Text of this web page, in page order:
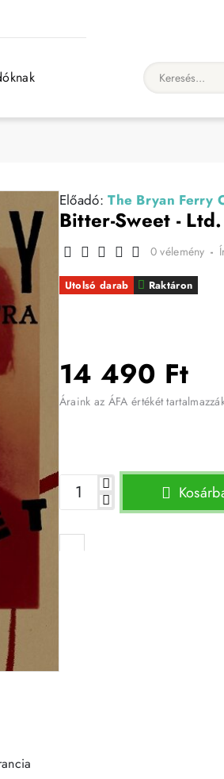
Keresés...
Előadó:The Bryan Ferry
Bitter-Sweet -
Raktáron
Utolsó darab
0 vélemény -
14 490 Ft
Áraink az ÁFA értékét